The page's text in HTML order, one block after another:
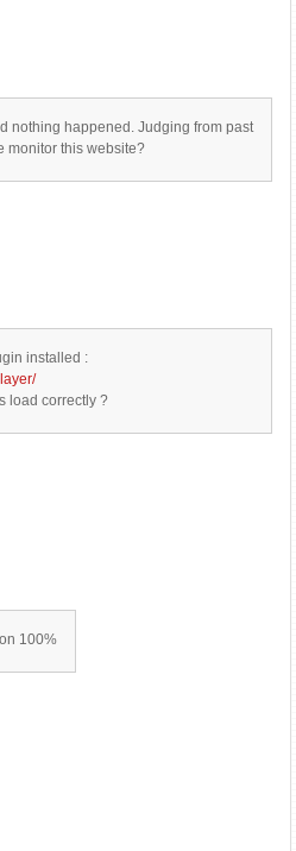
nothing happened. Judging from past
monitor this website?
installed :
load correctly ?
100%